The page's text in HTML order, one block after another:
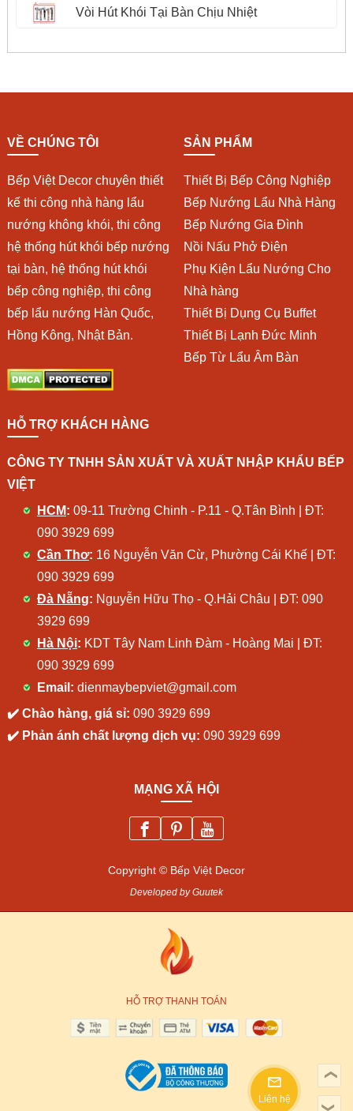
Vòi Hút Khói Tại Bàn Chịu Nhiệt
VỀ CHÚNG TÔI
Bếp Việt Decor chuyên thiết
kế thi công nhà hàng lẩu
nướng không khói, thi công
hệ thống hút khói bếp nướng
tại bàn, hệ thống hút khói
bếp công nghiệp, thi công
bếp lẩu nướng Hàn Quốc,
Hồng Kông, Nhật Bản.
SẢN PHẨM
Thiết Bị Bếp Công Nghiệp
Bếp Nướng Lẩu Nhà Hàng
Bếp Nướng Gia Đình
Nồi Nấu Phở Điện
Phụ Kiện Lẩu Nướng Cho
Nhà hàng
Thiết Bị Dụng Cụ Buffet
Thiết Bị Lạnh Đức Minh
Bếp Từ Lẩu Âm Bàn
HỖ TRỢ KHÁCH HÀNG
CÔNG TY TNHH SẢN XUẤT VÀ XUẤT NHẬP KHẨU BẾP
VIỆT
HCM: 09-11 Trường Chinh - P.11 - Q.Tân Bình | ĐT:
090 3929 699
Cần Thơ: 16 Nguyễn Văn Cừ, Phường Cái Khế | ĐT:
090 3929 699
Đà Nẵng: Nguyễn Hữu Thọ - Q.Hải Châu | ĐT: 090
3929 699
Hà Nội: KDT Tây Nam Linh Đàm - Hoàng Mai | ĐT:
090 3929 699
Email: dienmaybepviet@gmail.com
✔️ Chào hàng, giá sỉ: 090 3929 699
✔️ Phản ánh chất lượng dịch vụ: 090 3929 699
MẠNG XÃ HỘI
Copyright © Bếp Việt Decor
Developed by Guutek
HỖ TRỢ THANH TOÁN
Liên hệ
❯
❯